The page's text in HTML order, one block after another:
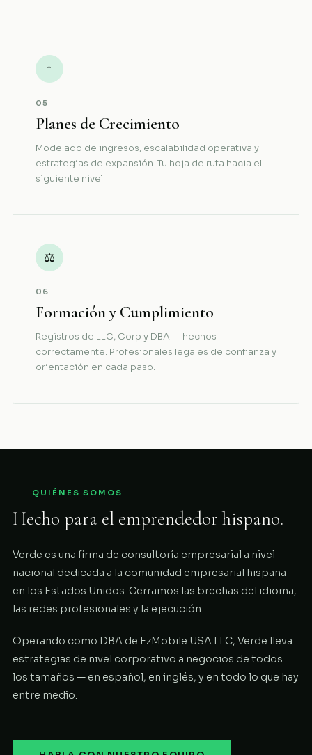
↑
05
Planes de Crecimiento
Modelado de ingresos, escalabilidad operativa y
estrategias de expansión. Tu hoja de ruta hacia el
siguiente nivel.
⚖
06
Formación y Cumplimiento
Registros de LLC, Corp y DBA — hechos
correctamente. Profesionales legales de confianza y
orientación en cada paso.
QUIÉNES SOMOS
Hecho para el emprendedor hispano.
Verde es una firma de consultoría empresarial a nivel
nacional dedicada a la comunidad empresarial hispana
en los Estados Unidos. Cerramos las brechas del idioma,
las redes profesionales y la ejecución.
Operando como DBA de EzMobile USA LLC, Verde lleva
estrategias de nivel corporativo a negocios de todos
los tamaños — en español, en inglés, y en todo lo que hay
entre medio.